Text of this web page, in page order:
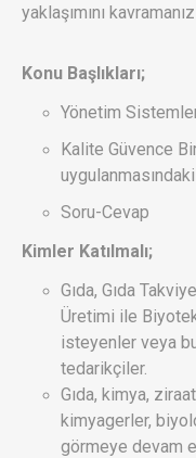
yaklaşımını
Konu Başlıkları;
Yönetim
Kalite Güvence
Soru-Cevap
Kimler Katılmalı;
Gıda, Gıda
Üretimi ile
isteyenler veya
tedarikçiler.
Gıda, kimya,
kimyagerler,
görmeye devam